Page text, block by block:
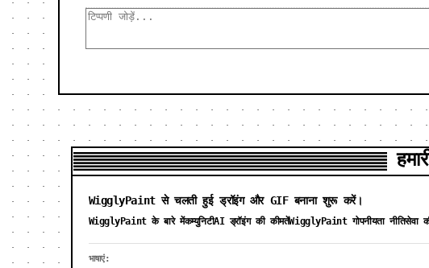
WigglyPaint से चलती हुई ड्रॉइंग और GIF बनाना शुरू करें।
WigglyPaint के बारे मेंकम्युनिटीAI ड्रॉइंग की कीमतेंWigglyPaint गोपनीयता नीतिसेवा
भाषाएं: